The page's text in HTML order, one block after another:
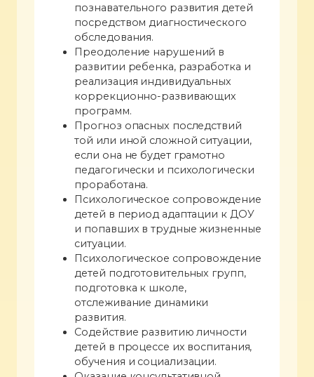
познавательного развития детей
посредством диагностического
обследования.
Преодоление нарушений в
развитии ребенка, разработка и
реализация индивидуальных
коррекционно-развивающих
программ.
Прогноз опасных последствий
той или иной сложной ситуации,
если она не будет грамотно
педагогически и психологически
проработана.
Психологическое сопровождение
детей в период адаптации к ДОУ
и попавших в трудные жизненные
ситуации.
Психологическое сопровождение
детей подготовительных групп,
подготовка к школе,
отслеживание динамики
развития.
Содействие развитию личности
детей в процессе их воспитания,
обучения и социализации.